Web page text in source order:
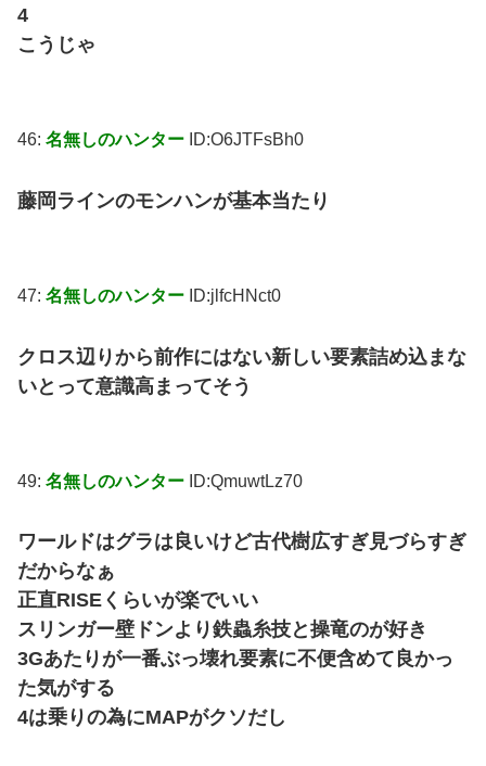
4
こうじゃ
46: 名無しのハンター ID:O6JTFsBh0
藤岡ラインのモンハンが基本当たり
47: 名無しのハンター ID:jlfcHNct0
クロス辺りから前作にはない新しい要素詰め込まな
いとって意識高まってそう
49: 名無しのハンター ID:QmuwtLz70
ワールドはグラは良いけど古代樹広すぎ見づらすぎ
だからなぁ
正直RISEくらいが楽でいい
スリンガー壁ドンより鉄蟲糸技と操竜のが好き
3Gあたりが一番ぶっ壊れ要素に不便含めて良かっ
た気がする
4は乗りの為にMAPがクソだし